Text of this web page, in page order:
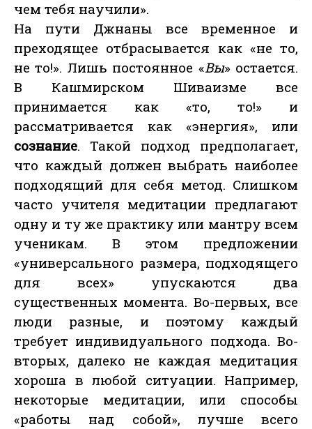
чем тебя научили».
На пути Джнаны все временное и
преходящее отбрасывается как «не то,
не то!». Лишь постоянное «Вы» остается.
В Кашмирском Шиваизме все
принимается как «то, то!» и
рассматривается как «энергия», или
сознание. Такой подход предполагает,
что каждый должен выбрать наиболее
подходящий для себя метод. Слишком
часто учителя медитации предлагают
одну и ту же практику или мантру всем
ученикам. В этом предложении
«универсального размера, подходящего
для всех» упускаются два
существенных момента. Во-первых, все
люди разные, и поэтому каждый
требует индивидуального подхода. Во-
вторых, далеко не каждая медитация
хороша в любой ситуации. Например,
некоторые медитации, или способы
«работы над собой», лучше всего